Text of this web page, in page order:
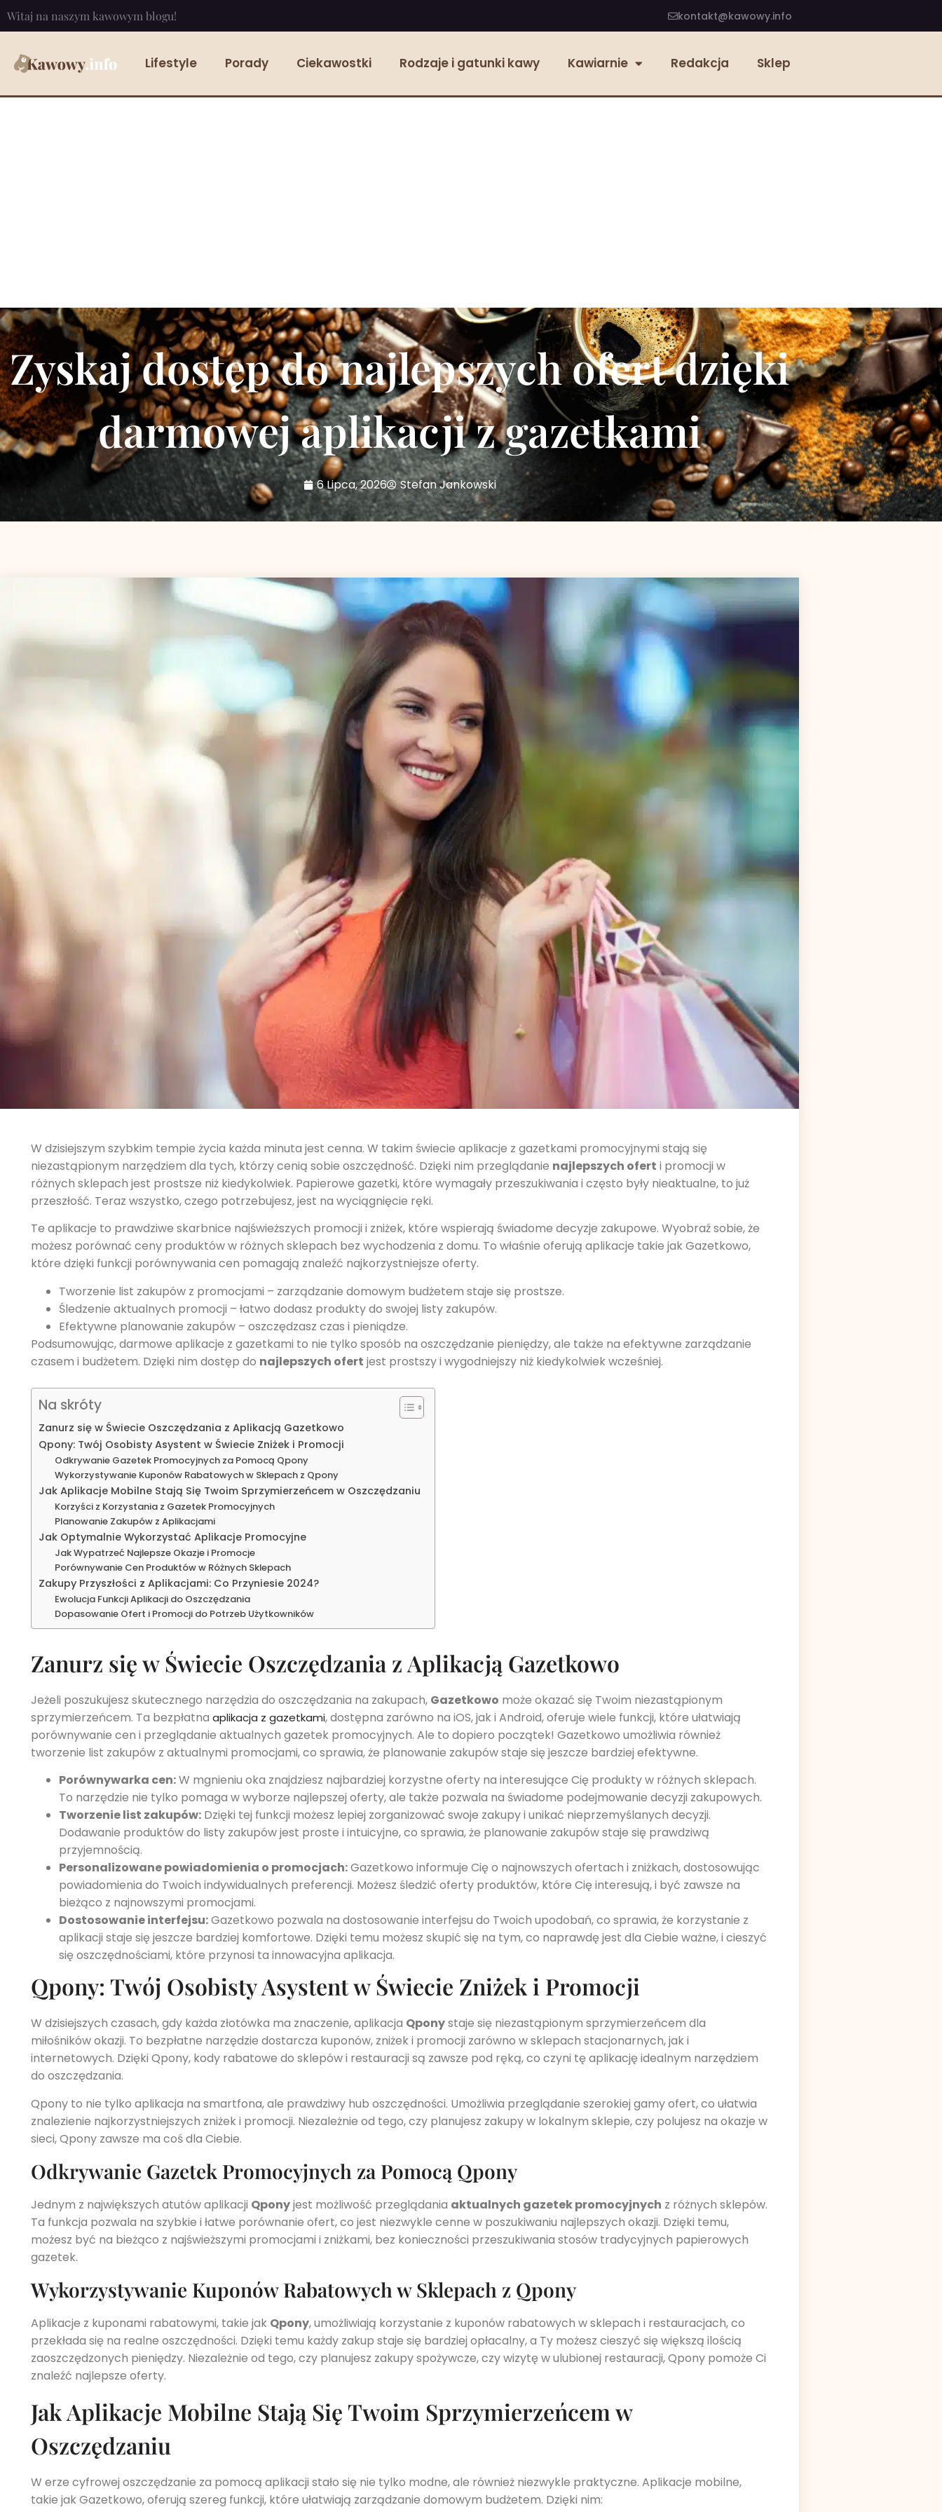
Witaj na naszym kawowym blogu! kontakt@kawowy.info
Lifestyle Porady Ciekawostki Rodzaje i gatunki kawy Kawiarnie Redakcja Sklep
Zyskaj dostęp do najlepszych ofert dzięki
darmowej aplikacji z gazetkami
6 Lipca, 2026 Stefan Jankowski
W dzisiejszym szybkim tempie życia każda minuta jest cenna. W takim świecie aplikacje z gazetkami promocyjnymi stają się
niezastąpionym narzędziem dla tych, którzy cenią sobie oszczędność. Dzięki nim przeglądanie najlepszych ofert i promocji w
różnych sklepach jest prostsze niż kiedykolwiek. Papierowe gazetki, które wymagały przeszukiwania i często były nieaktualne, to już
przeszłość. Teraz wszystko, czego potrzebujesz, jest na wyciągnięcie ręki.
Te aplikacje to prawdziwe skarbnice najświeższych promocji i zniżek, które wspierają świadome decyzje zakupowe. Wyobraź sobie, że
możesz porównać ceny produktów w różnych sklepach bez wychodzenia z domu. To właśnie oferują aplikacje takie jak Gazetkowo,
które dzięki funkcji porównywania cen pomagają znaleźć najkorzystniejsze oferty.
Tworzenie list zakupów z promocjami – zarządzanie domowym budżetem staje się prostsze.
Śledzenie aktualnych promocji – łatwo dodasz produkty do swojej listy zakupów.
Efektywne planowanie zakupów – oszczędzasz czas i pieniądze.
Podsumowując, darmowe aplikacje z gazetkami to nie tylko sposób na oszczędzanie pieniędzy, ale także na efektywne zarządzanie
czasem i budżetem. Dzięki nim dostęp do najlepszych ofert jest prostszy i wygodniejszy niż kiedykolwiek wcześniej.
Na skróty
Zanurz się w Świecie Oszczędzania z Aplikacją Gazetkowo
Qpony: Twój Osobisty Asystent w Świecie Zniżek i Promocji
Odkrywanie Gazetek Promocyjnych za Pomocą Qpony
Wykorzystywanie Kuponów Rabatowych w Sklepach z Qpony
Jak Aplikacje Mobilne Stają Się Twoim Sprzymierzeńcem w Oszczędzaniu
Korzyści z Korzystania z Gazetek Promocyjnych
Planowanie Zakupów z Aplikacjami
Jak Optymalnie Wykorzystać Aplikacje Promocyjne
Jak Wypatrzeć Najlepsze Okazje i Promocje
Porównywanie Cen Produktów w Różnych Sklepach
Zakupy Przyszłości z Aplikacjami: Co Przyniesie 2024?
Ewolucja Funkcji Aplikacji do Oszczędzania
Dopasowanie Ofert i Promocji do Potrzeb Użytkowników
Zanurz się w Świecie Oszczędzania z Aplikacją Gazetkowo
Jeżeli poszukujesz skutecznego narzędzia do oszczędzania na zakupach, Gazetkowo może okazać się Twoim niezastąpionym
sprzymierzeńcem. Ta bezpłatna aplikacja z gazetkami, dostępna zarówno na iOS, jak i Android, oferuje wiele funkcji, które ułatwiają
porównywanie cen i przeglądanie aktualnych gazetek promocyjnych. Ale to dopiero początek! Gazetkowo umożliwia również
tworzenie list zakupów z aktualnymi promocjami, co sprawia, że planowanie zakupów staje się jeszcze bardziej efektywne.
Porównywarka cen:W mgnieniu oka znajdziesz najbardziej korzystne oferty na interesujące Cię produkty w różnych sklepach.
To narzędzie nie tylko pomaga w wyborze najlepszej oferty, ale także pozwala na świadome podejmowanie decyzji zakupowych.
Tworzenie list zakupów: Dzięki tej funkcji możesz lepiej zorganizować swoje zakupy i unikać nieprzemyślanych decyzji.
Dodawanie produktów do listy zakupów jest proste i intuicyjne, co sprawia, że planowanie zakupów staje się prawdziwą
przyjemnością.
Personalizowane powiadomienia o promocjach:Gazetkowo informuje Cię o najnowszych ofertach i zniżkach, dostosowując
powiadomienia do Twoich indywidualnych preferencji. Możesz śledzić oferty produktów, które Cię interesują, i być zawsze na
bieżąco z najnowszymi promocjami.
Dostosowanie interfejsu:Gazetkowo pozwala na dostosowanie interfejsu do Twoich upodobań, co sprawia, że korzystanie z
aplikacji staje się jeszcze bardziej komfortowe. Dzięki temu możesz skupić się na tym, co naprawdę jest dla Ciebie ważne, i cieszyć
się oszczędnościami, które przynosi ta innowacyjna aplikacja.
Qpony: Twój Osobisty Asystent w Świecie Zniżek i Promocji
W dzisiejszych czasach, gdy każda złotówka ma znaczenie, aplikacja Qponystaje się niezastąpionym sprzymierzeńcem dla
miłośników okazji. To bezpłatne narzędzie dostarcza kuponów, zniżek i promocji zarówno w sklepach stacjonarnych, jak i
internetowych. Dzięki Qpony, kody rabatowe do sklepów i restauracji są zawsze pod ręką, co czyni tę aplikację idealnym narzędziem
do oszczędzania.
Qpony to nie tylko aplikacja na smartfona, ale prawdziwy hub oszczędności. Umożliwia przeglądanie szerokiej gamy ofert, co ułatwia
znalezienie najkorzystniejszych zniżek i promocji. Niezależnie od tego, czy planujesz zakupy w lokalnym sklepie, czy polujesz na okazje w
sieci, Qpony zawsze ma coś dla Ciebie.
Odkrywanie Gazetek Promocyjnych za Pomocą Qpony
Jednym z największych atutów aplikacji Qponyjest możliwość przeglądania aktualnych gazetek promocyjnych z różnych sklepów.
Ta funkcja pozwala na szybkie i łatwe porównanie ofert, co jest niezwykle cenne w poszukiwaniu najlepszych okazji. Dzięki temu,
możesz być na bieżąco z najświeższymi promocjami i zniżkami, bez konieczności przeszukiwania stosów tradycyjnych papierowych
gazetek.
Wykorzystywanie Kuponów Rabatowych w Sklepach z Qpony
Aplikacje z kuponami rabatowymi, takie jak Qpony, umożliwiają korzystanie z kuponów rabatowych w sklepach i restauracjach, co
przekłada się na realne oszczędności. Dzięki temu każdy zakup staje się bardziej opłacalny, a Ty możesz cieszyć się większą ilością
zaoszczędzonych pieniędzy. Niezależnie od tego, czy planujesz zakupy spożywcze, czy wizytę w ulubionej restauracji, Qpony pomoże Ci
znaleźć najlepsze oferty.
Jak Aplikacje Mobilne Stają Się Twoim Sprzymierzeńcem w
Oszczędzaniu
W erze cyfrowej oszczędzanie za pomocą aplikacji stało się nie tylko modne, ale również niezwykle praktyczne. Aplikacje mobilne,
takie jak Gazetkowo, oferują szereg funkcji, które ułatwiają zarządzanie domowym budżetem. Dzięki nim: